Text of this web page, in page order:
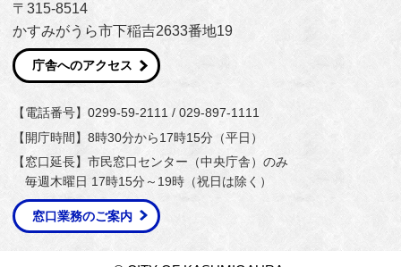
〒315-8514
かすみがうら市下稲吉2633番地19
庁舎へのアクセス
【電話番号】0299-59-2111 / 029-897-1111
【開庁時間】8時30分から17時15分（平日）
【窓口延長】市民窓口センター（中央庁舎）のみ
毎週木曜日 17時15分～19時（祝日は除く）
窓口業務のご案内